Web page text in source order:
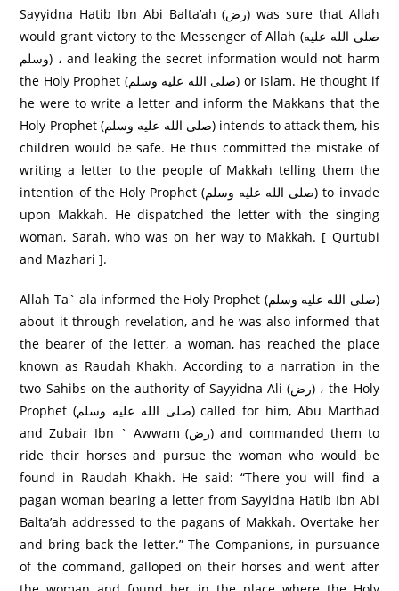
Sayyidna Hatib Ibn Abi Balta’ah (رض) was sure that Allah
would grant victory to the Messenger of Allah (صلى الله عليه
وسلم) ، and leaking the secret information would not harm
the Holy Prophet (صلى الله عليه وسلم) or Islam. He thought if
he were to write a letter and inform the Makkans that the
Holy Prophet (صلى الله عليه وسلم) intends to attack them, his
children would be safe. He thus committed the mistake of
writing a letter to the people of Makkah telling them the
intention of the Holy Prophet (صلى الله عليه وسلم) to invade
upon Makkah. He dispatched the letter with the singing
woman, Sarah, who was on her way to Makkah. [ Qurtubi
and Mazhari ].
Allah Ta` ala informed the Holy Prophet (صلى الله عليه وسلم)
about it through revelation, and he was also informed that
the bearer of the letter, a woman, has reached the place
known as Raudah Khakh. According to a narration in the
two Sahibs on the authority of Sayyidna Ali (رض) ، the Holy
Prophet (صلى الله عليه وسلم) called for him, Abu Marthad
and Zubair Ibn ` Awwam (رض) and commanded them to
ride their horses and pursue the woman who would be
found in Raudah Khakh. He said: “There you will find a
pagan woman bearing a letter from Sayyidna Hatib Ibn Abi
Balta’ah addressed to the pagans of Makkah. Overtake her
and bring back the letter.” The Companions, in pursuance
of the command, galloped on their horses and went after